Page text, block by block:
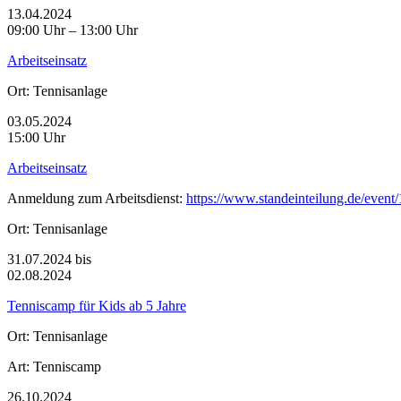
13.04.2024
09:00 Uhr – 13:00 Uhr
Arbeitseinsatz
Ort: Tennisanlage
03.05.2024
15:00 Uhr
Arbeitseinsatz
Anmeldung zum Arbeitsdienst: ​ https://www.standeinteilung.de/
Ort: Tennisanlage
31.07.2024 bis
02.08.2024
Tenniscamp für Kids ab 5 Jahre
Ort: Tennisanlage
Art: Tenniscamp
26.10.2024